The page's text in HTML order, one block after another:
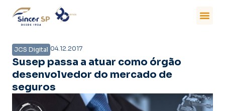
JCS Digital 04.12.2017
Susep passa a atuar como órgão
desenvolvedor do mercado de
seguros